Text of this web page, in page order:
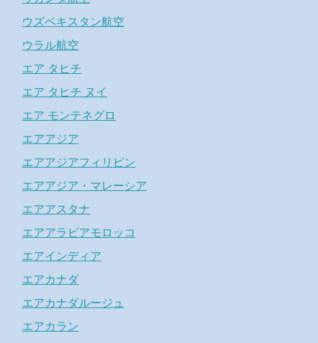
ウズベキスタン航空
ウラル航空
エア タヒチ
エア タヒチ ヌイ
エア モンテネグロ
エアアジア
エアアジアフィリピン
エアアジア・マレーシア
エアアスタナ
エアアラビアモロッコ
エアインディア
エアカナダ
エアカナダルージュ
エアカラン